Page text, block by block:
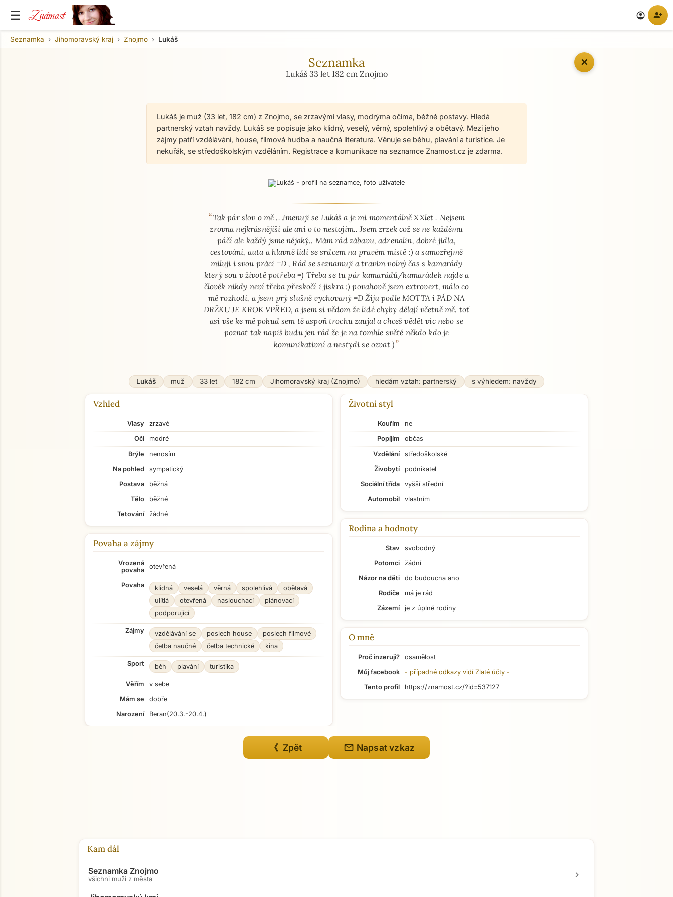
☰ Známost account_circle person_add
✕
Seznamka Jihomoravský kraj Znojmo Lukáš
Seznamka
Lukáš 33 let 182 cm Znojmo
Lukáš je muž (33 let, 182 cm) z Znojmo, se zrzavými vlasy, modrýma očima, běžné postavy. Hledá
partnerský vztah navždy. Lukáš se popisuje jako klidný, veselý, věrný, spolehlivý a obětavý. Mezi jeho
zájmy patří vzdělávání, house, filmová hudba a naučná literatura. Věnuje se běhu, plavání a turistice. Je
nekuřák, se středoškolským vzděláním. Registrace a komunikace na seznamce Znamost.cz je zdarma.
O mně - seznamka profil
“Tak pár slov o mě .. Jmenuji se Lukáš a je mi momentálně XXlet . Nejsem
zrovna nejkrásnějiší ale ani o to nestojím.. Jsem zrzek což se ne každému
páčí ale každý jsme nějaký.. Mám rád zábavu, adrenalin, dobré jídla,
cestování, auta a hlavně lidi se srdcem na pravém místě :) a samozřejmě
miluji i svou práci =D , Rád se seznamuji a travím volný čas s kamarády
který sou v životě potřeba =) Třeba se tu pár kamarádů/kamarádek najde a
člověk nikdy neví třeba přeskočí i jiskra :) povahově jsem extrovert, málo co
mě rozhodí, a jsem prý slušně vychovaný =D Žiju podle MOTTA i PÁD NA
DRŽKU JE KROK VPŘED, a jsem si vědom že lidé chyby dělají včetně mě. toť
asi vše ke mě pokud sem tě aspoň trochu zaujal a chceš vědět víc nebo se
poznat tak napiš budu jen rád že je na tomhle světě někdo kdo je
komunikativní a nestydí se ozvat )”
Lukáš muž 33 let 182 cm Jihomoravský kraj (Znojmo) hledám vztah: partnerský s výhledem: navždy
Vzhled
Vlasy
zrzavé
Oči
modré
Brýle
nenosím
Na pohled
sympatický
Postava
běžná
Tělo
běžné
Tetování
žádné
Povaha a zájmy
Vrozená
povaha
otevřená
Povaha klidná veselá věrná spolehlivá
obětavá
ulítlá
otevřená naslouchací
plánovací
podporující
Zájmy vzdělávání se poslech house
poslech filmové
četba naučné
četba technické kina
Sport běh plavání turistika
Věřím
v sebe
Mám se
dobře
Narození
Beran(20.3.-20.4.)
Životní styl
Kouřím
ne
Popíjím
občas
Vzdělání
středoškolské
Živobytí
podnikatel
Sociální třída
vyšší střední
Automobil
vlastním
Rodina a hodnoty
Stav
svobodný
Potomci
žádní
Názor na děti
do budoucna ano
Rodiče
má je rád
Zázemí
je z úplné rodiny
O mně
Proč inzeruji?
osamělost
Můj facebook
- případné odkazy vidí Zlaté účty -
Tento profil
https://znamost.cz/?id=537127
《 Zpět mail Napsat vzkaz
Kam dál
Seznamka Znojmo
všichni muži z města chevron_right